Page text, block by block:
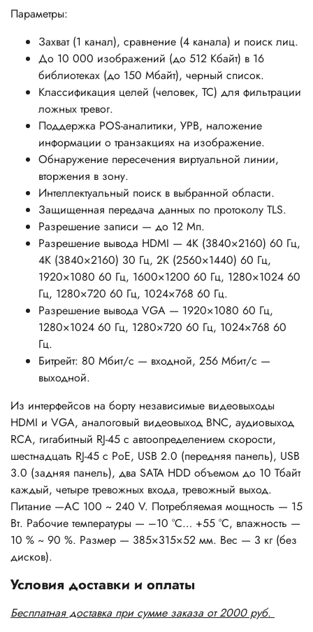
Параметры:
Захват (1 канал), сравнение (4 канала) и поиск лиц.
До 10 000 изображений (до 512 Кбайт) в 16
библиотеках (до 150 Мбайт), черный список.
Классификация целей (человек, ТС) для фильтрации
ложных тревог.
Поддержка POS-аналитики, УРВ, наложение
информации о транзакциях на изображение.
Обнаружение пересечения виртуальной линии,
вторжения в зону.
Интеллектуальный поиск в выбранной области.
Защищенная передача данных по протоколу TLS.
Разрешение записи — до 12 Мп.
Разрешение вывода HDMI — 4K (3840×2160) 60 Гц,
4K (3840×2160) 30 Гц, 2K (2560×1440) 60 Гц,
1920×1080 60 Гц, 1600×1200 60 Гц, 1280×1024 60
Гц, 1280×720 60 Гц, 1024×768 60 Гц.
Разрешение вывода VGA — 1920×1080 60 Гц,
1280×1024 60 Гц, 1280×720 60 Гц, 1024×768 60
Гц.
Битрейт: 80 Мбит/с — входной, 256 Мбит/с —
выходной.
Из интерфейсов на борту независимые видеовыходы
HDMI и VGA, аналоговый видеовыход BNC, аудиовыход
RCA, гигабитный RJ-45 с автоопределением скорости,
шестнадцать RJ-45 с PoE, USB 2.0 (передняя панель), USB
3.0 (задняя панель), два SATA HDD объемом до 10 Тбайт
каждый, четыре тревожных входа, тревожный выход.
Питание —AC 100 ~ 240 V. Потребляемая мощность — 15
Вт. Рабочие температуры — –10 °C… +55 °C, влажность —
10 % ~ 90 %. Размер — 385×315×52 мм. Вес — 3 кг (без
дисков).
Условия доставки и оплаты
Бесплатная доставка при сумме заказа от 2000 руб.